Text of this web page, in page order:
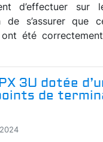
d’effectuer sur
de s’assurer que
ont été
3U dotée
de